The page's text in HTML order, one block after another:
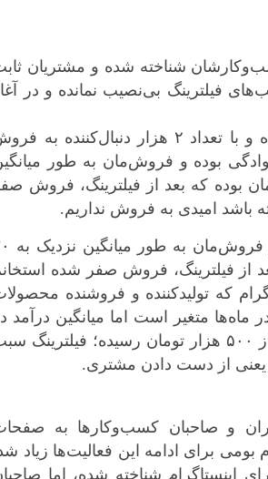
شناخته شده و مشتریان
فیلترینگ بی‌نصیب نمانده و در
صاحب صفحه «گوشکوه» که به تازگی فعالیت خود را آغاز کرده و با تعداد ۲ هزار دنبال‌کننده
بوده و فروش‌مان به طور
با سود ۲۰ درصد، درآمد ۶ میلیون تومان بوده که بعد از فیلترینگ، فروش
باشد امیدی به فروش نداریم.
فروشنده محصولات
میلیون تومان بوده که بعد از فیلترینگ، فروش صفر شده
که تولیدکننده و فروشنده
در ماه‌ها متغیر است اما میانگین درآمد
ماه، ۳ میلیون تومان بود که بعد از فیلترینگ، این میزان به کمتر از ۵۰۰ هزار تومان رسیده؛
یعنی از دست دادن مشتری.
و صاحبان کسب‌وکارها به
بومی برای ادامه این فعالیت‌ها زیاد
اینستاگرام شناخته شده، اما